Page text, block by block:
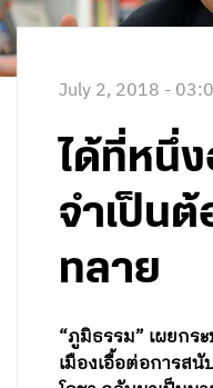
July 2, 2018 -
ได้ที่หนึ่
จำเป็น
ทลาย
“ภูมิธรรม” เผยกร
เมืองเอื้อต่อการส